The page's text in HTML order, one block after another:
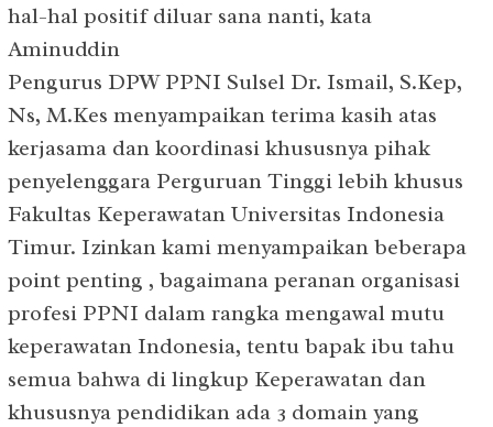
hal-hal positif diluar sana nanti, kata
Aminuddin
Pengurus DPW PPNI Sulsel Dr. Ismail, S.Kep,
Ns, M.Kes menyampaikan terima kasih atas
kerjasama dan koordinasi khususnya pihak
penyelenggara Perguruan Tinggi lebih khusus
Fakultas Keperawatan Universitas Indonesia
Timur. Izinkan kami menyampaikan beberapa
point penting , bagaimana peranan organisasi
profesi PPNI dalam rangka mengawal mutu
keperawatan Indonesia, tentu bapak ibu tahu
semua bahwa di lingkup Keperawatan dan
khususnya pendidikan ada 3 domain yang